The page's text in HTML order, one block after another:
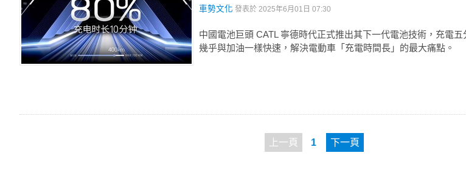
車勢文化 發表於 2025年6月01日 07:30
中國電池巨頭 CATL 寧德時代正式推出其下一代電池技術，充電五
幾乎與加油一樣快速，解決電動車「充電時間長」的最大痛點。
上一頁 1 下一頁